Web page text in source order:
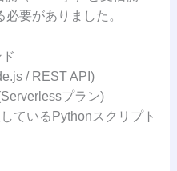
必要がありました。
/ REST API)
プラン)
ているPythonスクリプト